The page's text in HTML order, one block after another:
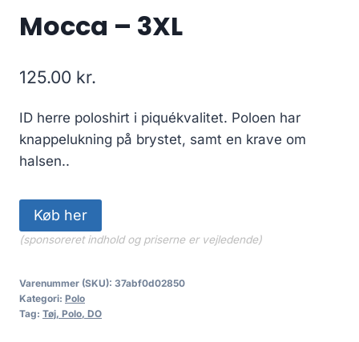
Mocca – 3XL
125.00 kr.
ID herre poloshirt i piquékvalitet. Poloen har
knappelukning på brystet, samt en krave om
halsen..
Køb her
(sponsoreret indhold og priserne er vejledende)
Varenummer (SKU): 37abf0d02850
Kategori: Polo
Tag: Tøj, Polo, DO